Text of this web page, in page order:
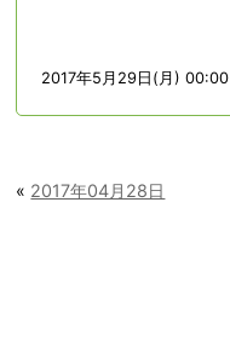
2017年5月29日(月) 00:00
« 2017年04月28日